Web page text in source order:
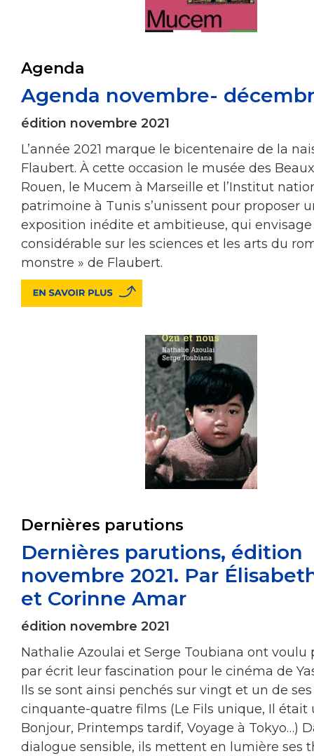
Agenda
Agenda novembre-
édition novembre 2021
L’année 2021 marque le bicentenaire de la
Flaubert. À cette occasion le musée des
Rouen, le Mucem à Marseille et l’Institut
patrimoine à Tunis s’unissent pour proposer
exposition inédite et ambitieuse, qui
considérable sur les sciences et les arts du
monstre » de Flaubert.
Dernières parutions
Dernières parutions, édition
novembre 2021. Par
et Corinne Amar
édition novembre 2021
Nathalie Azoulai et Serge Toubiana ont voulu
par écrit leur fascination pour le cinéma de
Ils se sont ainsi penchés sur vingt et un de ses
cinquante-quatre films (Le Fils unique, Il était
Bonjour, Printemps tardif, Voyage à Tokyo…)
dialogue sensible, ils mettent en lumière ses